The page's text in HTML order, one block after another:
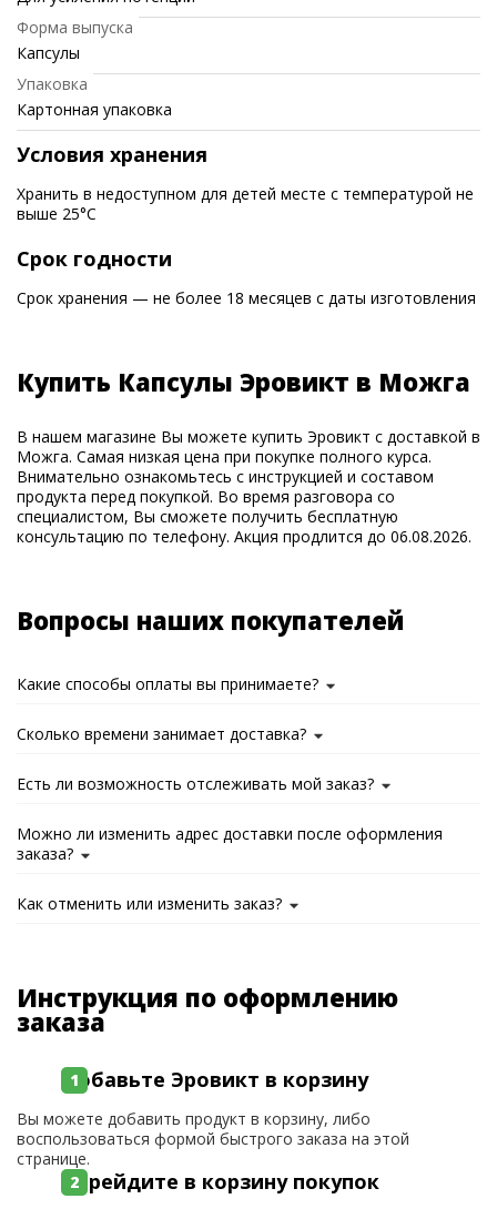
Форма выпуска
Капсулы
Упаковка
Картонная упаковка
Условия хранения
Хранить в недоступном для детей месте с температурой не
выше 25°C
Срок годности
Срок хранения — не более 18 месяцев с даты изготовления
Купить Капсулы Эровикт в Можга
В нашем магазине Вы можете купить Эровикт с доставкой в
Можга. Самая низкая цена при покупке полного курса.
Внимательно ознакомьтесь с инструкцией и составом
продукта перед покупкой. Во время разговора со
специалистом, Вы сможете получить бесплатную
консультацию по телефону. Акция продлится до 06.08.2026.
Вопросы наших покупателей
Какие способы оплаты вы принимаете?
Сколько времени занимает доставка?
Есть ли возможность отслеживать мой заказ?
Можно ли изменить адрес доставки после оформления
заказа?
Как отменить или изменить заказ?
Инструкция по оформлению
заказа
Добавьте Эровикт в корзину
Вы можете добавить продукт в корзину, либо
воспользоваться формой быстрого заказа на этой
странице.
Перейдите в корзину покупок